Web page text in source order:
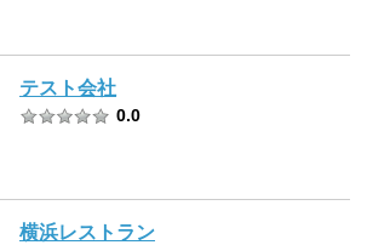
テスト会社
0.0
横浜レストラン